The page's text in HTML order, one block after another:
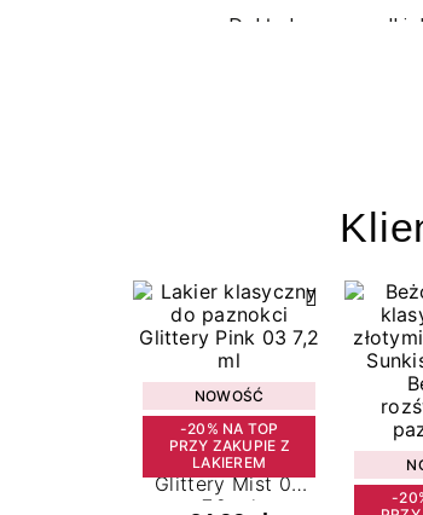
Dokładamy
NOWOŚĆ
-20% NA TOP
PRZY ZAKUPIE Z
LAKIEREM
Lakier klasyczny
Glittery Mist 02
7,2 ml
-